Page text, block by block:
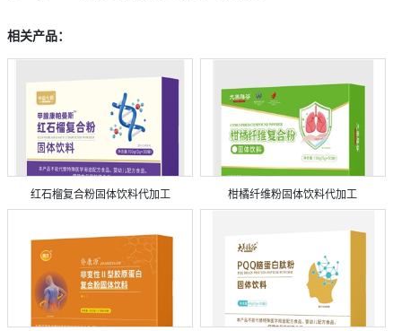
相关产品：
红石榴复合粉固体饮料代加工 柑橘纤维粉固体饮料代加工